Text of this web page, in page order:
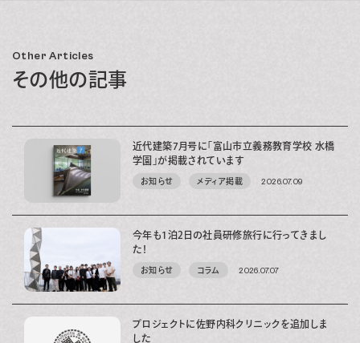
Other Articles
その他の記事
近代建築7月号に「富山市立義務教育学校 水橋
学園」が掲載されています
お知らせ メディア掲載 2026.07.09
今年も1泊2日の社員研修旅行に行ってきまし
た！
お知らせ コラム 2026.07.07
プロジェクトに佐野内科クリニックを追加しま
した